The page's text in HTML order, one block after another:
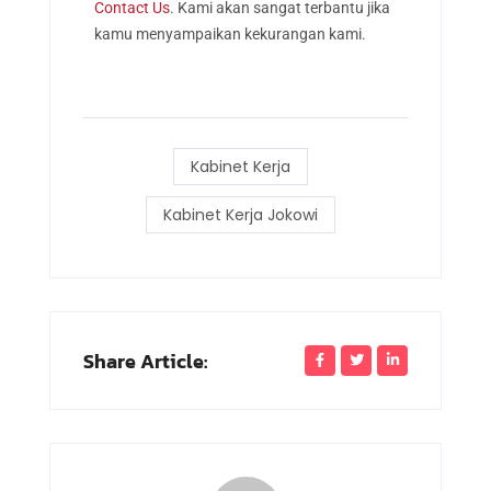
Contact Us. Kami akan sangat terbantu jika
kamu menyampaikan kekurangan kami.
Kabinet Kerja
Kabinet Kerja Jokowi
Share Article: